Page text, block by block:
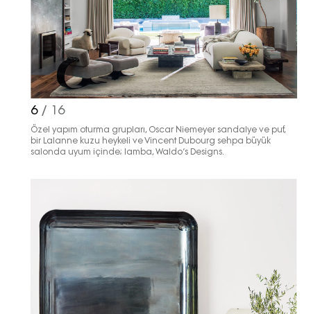
6/ 16
Özel yapım oturma grupları, Oscar Niemeyer sandalye ve puf,
bir Lalanne kuzu heykeli ve Vincent Dubourg sehpa büyük
salonda uyum içinde; lamba, Waldo’s Designs.